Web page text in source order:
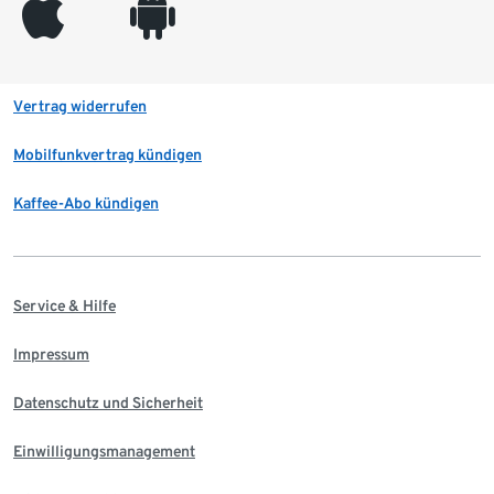
appleinc android
Vertrag widerrufen
Mobilfunkvertrag kündigen
Kaffee-Abo kündigen
Service & Hilfe
Impressum
Datenschutz und Sicherheit
Einwilligungsmanagement